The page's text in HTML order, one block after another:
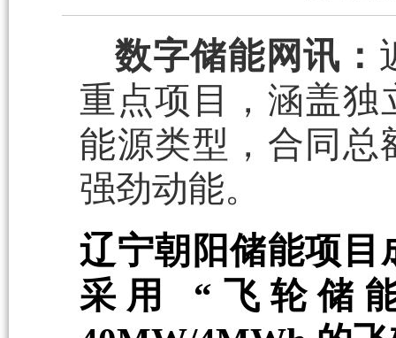
数字储能网讯：
重点项目，涵盖独
能源类型，合同总
强劲动能。
辽宁朝阳储能项目
采用 “飞轮储